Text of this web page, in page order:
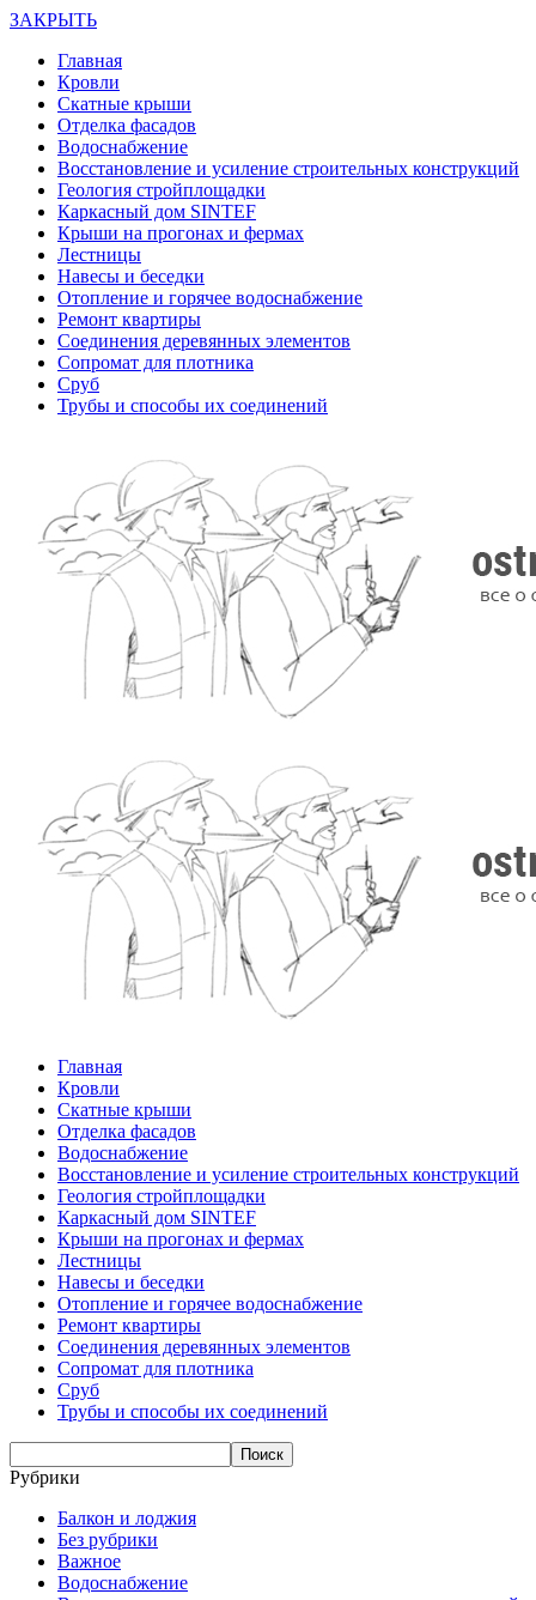
ЗАКРЫТЬ
Главная
Кровли
Скатные крыши
Отделка фасадов
Водоснабжение
Восстановление и усиление строительных конструкций
Геология стройплощадки
Каркасный дом SINTEF
Крыши на прогонах и фермах
Лестницы
Навесы и беседки
Отопление и горячее водоснабжение
Ремонт квартиры
Соединения деревянных элементов
Сопромат для плотника
Сруб
Трубы и способы их соединений
Главная
Кровли
Скатные крыши
Отделка фасадов
Водоснабжение
Восстановление и усиление строительных конструкций
Геология стройплощадки
Каркасный дом SINTEF
Крыши на прогонах и фермах
Лестницы
Навесы и беседки
Отопление и горячее водоснабжение
Ремонт квартиры
Соединения деревянных элементов
Сопромат для плотника
Сруб
Трубы и способы их соединений
Рубрики
Балкон и лоджия
Без рубрики
Важное
Водоснабжение